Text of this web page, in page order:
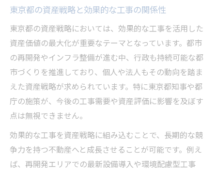
東京都の資産戦略と効果的な工事の関係性
東京都の資産戦略においては、効果的な工事を活用した
資産価値の最大化が重要なテーマとなっています。都市
の再開発やインフラ整備が進む中、行政も持続可能な都
市づくりを推進しており、個人や法人もその動向を踏ま
えた資産戦略が求められています。特に東京都知事や都
庁の施策が、今後の工事需要や資産評価に影響を及ぼす
点は無視できません。
効果的な工事を資産戦略に組み込むことで、長期的な競
争力を持つ不動産へと成長させることが可能です。例え
ば、再開発エリアでの最新設備導入や環境配慮型工事